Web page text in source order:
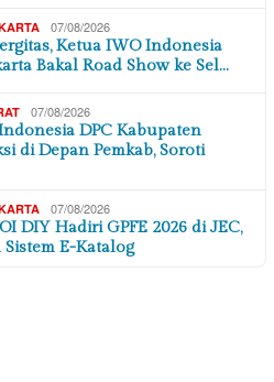
07/08/2026
Ketua IWO Indonesia
Bakal Road Show ke Sel…
07/08/2026
DPC Kabupaten
di Depan Pemkab, Soroti
07/08/2026
DIY Hadiri GPFE 2026 di JEC,
E-Katalog